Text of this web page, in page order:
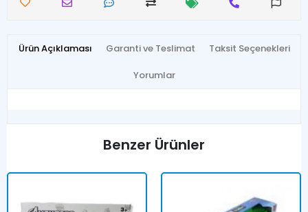
Ürün Açıklaması Garanti ve Teslimat Taksit Seçenekleri
Yorumlar
Benzer Ürünler